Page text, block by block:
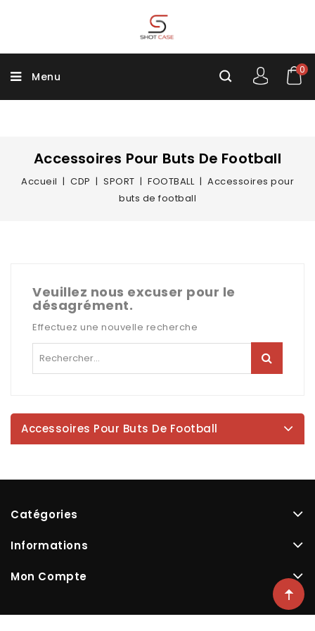
Menu
0
Accessoires Pour Buts De Football
Accueil CDP SPORT FOOTBALL
Accessoires pour
buts de football
Veuillez nous excuser pour le
désagrément.
Effectuez une nouvelle recherche
Accessoires Pour Buts De Football
Catégories
Informations
Mon Compte